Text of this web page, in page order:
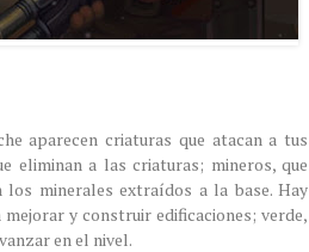
aparecen criaturas que atacan a tus
eliminan a las criaturas; mineros, que
minerales extraídos a la base. Hay
y construir edificaciones; verde,
en el nivel.